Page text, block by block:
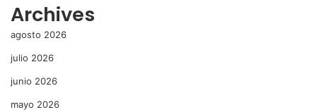
Archives
agosto 2026
julio 2026
junio 2026
mayo 2026